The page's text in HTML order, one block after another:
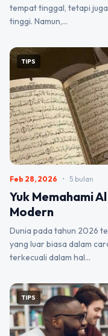
tempat tinggal, tetapi
tinggi. Namun,…
TIPS
Feb 28, 2026 • 5 bulan
Yuk Memahami
Modern
Dunia pada tahun 2026
yang luar biasa dalam
terkecuali dalam hal…
TIPS